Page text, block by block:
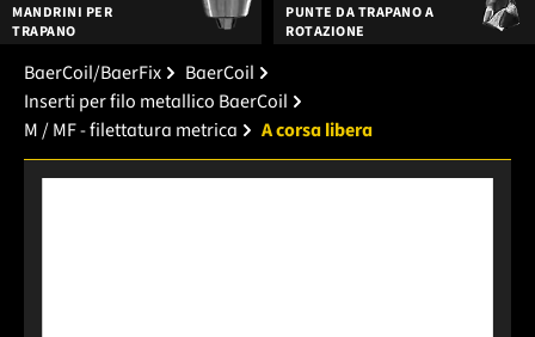
MANDRINI PER
TRAPANO
PUNTE DA TRAPANO A
ROTAZIONE
BaerCoil/BaerFix
BaerCoil
Inserti per filo metallico BaerCoil
M / MF - filettatura metrica
A corsa libera